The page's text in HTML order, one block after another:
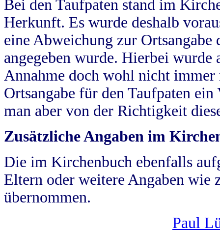
Bei den Taufpaten stand im
Herkunft. Es wurde deshalb
eine Abweichung zur
angegeben wurde. Hierbei wurde
Annahme doch wohl nicht
Ortsangabe für den Taufpaten
man aber von der Richtigkeit
Zusätzliche Angaben im
Die im Kirchenbuch ebenfalls
Eltern oder weitere Angaben wie
übernommen.
Paul